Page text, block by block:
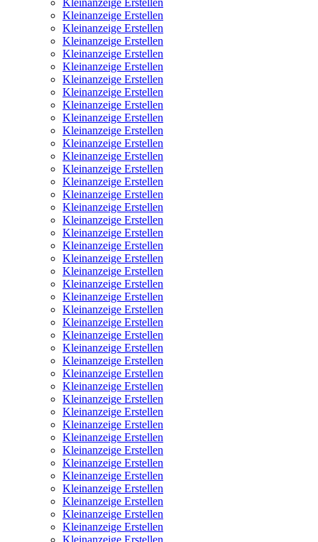
Kleinanzeige Erstellen
Kleinanzeige Erstellen
Kleinanzeige Erstellen
Kleinanzeige Erstellen
Kleinanzeige Erstellen
Kleinanzeige Erstellen
Kleinanzeige Erstellen
Kleinanzeige Erstellen
Kleinanzeige Erstellen
Kleinanzeige Erstellen
Kleinanzeige Erstellen
Kleinanzeige Erstellen
Kleinanzeige Erstellen
Kleinanzeige Erstellen
Kleinanzeige Erstellen
Kleinanzeige Erstellen
Kleinanzeige Erstellen
Kleinanzeige Erstellen
Kleinanzeige Erstellen
Kleinanzeige Erstellen
Kleinanzeige Erstellen
Kleinanzeige Erstellen
Kleinanzeige Erstellen
Kleinanzeige Erstellen
Kleinanzeige Erstellen
Kleinanzeige Erstellen
Kleinanzeige Erstellen
Kleinanzeige Erstellen
Kleinanzeige Erstellen
Kleinanzeige Erstellen
Kleinanzeige Erstellen
Kleinanzeige Erstellen
Kleinanzeige Erstellen
Kleinanzeige Erstellen
Kleinanzeige Erstellen
Kleinanzeige Erstellen
Kleinanzeige Erstellen
Kleinanzeige Erstellen
Kleinanzeige Erstellen
Kleinanzeige Erstellen
Kleinanzeige Erstellen
Kleinanzeige Erstellen